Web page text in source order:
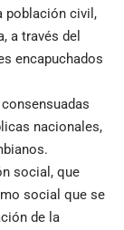
población civil,
a través del
encapuchados
nacionales,
social, que
social que se
de la